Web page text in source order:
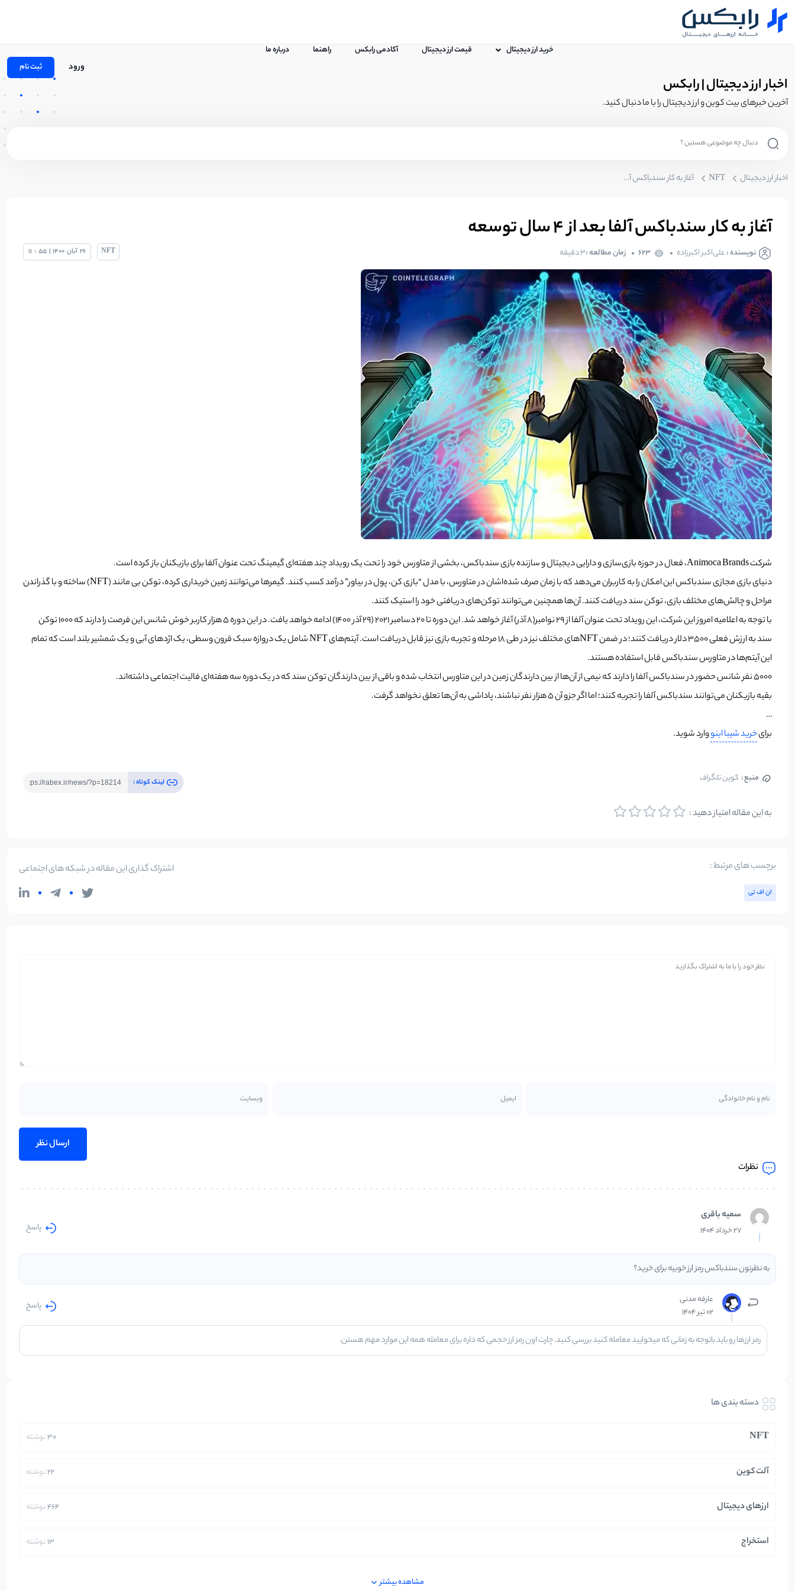
خرید ارز دیجیتال قیمت ارز دیجیتال آکادمی رابکس راهنما درباره ما
ورود ثبت نام
اخبار ارز دیجیتال | رابکس
آخرین خبرهای بیت کوین و ارز دیجیتال را با ما دنبال کنید.
اخبار ارز دیجیتال NFT آغاز به کار سندباکس آلفا بعد از 4 سال توسعه
آغاز به کار سندباکس آلفا بعد از 4 سال توسعه
نویسنده :علی‌اکبر اکبرزاده 623 زمان مطالعه :3 دقیقه NFT
26 آبان 1400
|
55
:
11
شرکت Animoca Brands، فعال در حوزه بازی‌سازی و دارایی دیجیتال و سازنده بازی سندباکس، بخشی از متاورس خود را تحت یک رویداد چند هفته‌ای گیمینگ تحت عنوان آلفا برای بازیکنان باز کرده است.
دنیای بازی مجازی سندباکس این امکان را به کاربران می‌دهد که با زمان صرف شده‌اشان در متاورس، با مدل “بازی کن، پول در بیاور” درآمد کسب کنند. گیمرها می‌توانند زمین خریداری کرده، توکن بی مانند (NFT) ساخته و با گذراندن
مراحل و چالش‌های مختلف بازی، توکن سند دریافت کنند. آن‌ها همچنین می‌توانند توکن‌های دریافتی خود را استیک کنند.
با توجه به اعلامیه امروز این شرکت، این رویداد تحت عنوان آلفا از 29 نوامبر(8 آذر) آغاز خواهد شد. این دوره تا 20 دسامبر 2021 (29 آذر 1400) ادامه خواهد یافت. در این دوره 5 هزار کاربر خوش شانس این فرصت را دارند که 1000 توکن
سند به ارزش فعلی 3500 دلار دریافت کنند؛ در ضمن NFTهای مختلف نیز در طی 18 مرحله و تجربه بازی نیز قابل دریافت است. آیتم‌های NFT شامل یک دروازه سبک قرون وسطی، یک اژدهای آبی و یک شمشیر بلند است که تمام
این آیتم‌ها در متاورس سندباکس قابل استفاده هستند.
5000 نفر شانس حضور در سندباکس آلفا را دارند که نیمی از آن‌ها از بین دارندگان زمین در این متاورس انتخاب شده و باقی از بین دارندگان توکن سند که در یک دوره سه هفته‌ای فالیت اجتماعی داشته‌اند.
بقیه بازیکنان می‌توانند سندباکس آلفا را تجربه کنند؛ اما اگر جزو آن 5 هزار نفر نباشند، پاداشی به آن‌ها تعلق نخواهد گرفت.
…
برایخرید شیبا اینووارد شوید.
منبع : کوین تلگراف
به این مقاله امتیاز دهید :
لینک کوتاه :
برچسب های مرتبط :
ان‌ اف‌ تی
اشتراک گذاری این مقاله در شبکه های اجتماعی
نظرات
سمیه باقری
27 خرداد 1404 پاسخ
به نظرتون سندباکس رمز ارز خوبیه برای خرید؟
عارفه مدنی
02 تیر 1404
پاسخ
رمز ارزها رو باید باتوجه به زمانی که میخوایید معامله کنید بررسی کنید. چارت اون رمز ارز حجمی که داره برای معامله همه این موارد مهم هستن.
دسته بندی ها
NFT
30نوشته
آلت کوین 22نوشته
ارزهای دیجیتال 464نوشته
استخراج 13نوشته
مشاهده بیشتر